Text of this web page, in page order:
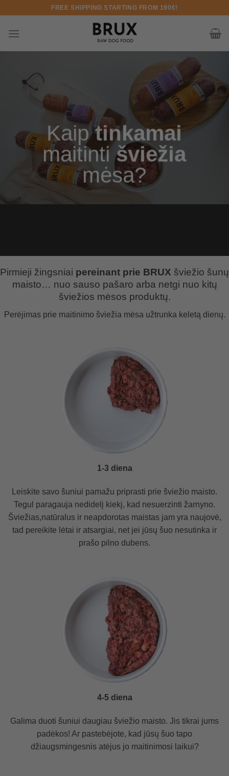
Pereiti prie turinioFREE SHIPPING STARTING FROM 190€!
Kaiptinkamai
maitintišviežia
mėsa?
Pirmieji žingsniai pereinant prie BRUX šviežio šunų
maisto… nuo sauso pašaro arba netgi nuo kitų
šviežios mėsos produktų.
Perėjimas prie maitinimo šviežia mėsa užtrunka keletą dienų.
1-3 diena
Leiskite savo šuniui pamažu priprasti prie šviežio maisto.
Tegul paragauja nedidelį kiekį, kad nesuerzinti žarnyno.
Šviežias,natūralus ir neapdorotas maistas jam yra naujovė,
tad pereikite lėtai ir atsargiai, net jei jūsų šuo nesutinka ir
prašo pilno dubens.
4-5 diena
Galima duoti šuniui daugiau šviežio maisto. Jis tikrai jums
padėkos! Ar pastebėjote, kad jūsų šuo tapo
džiaugsmingesnis atėjus jo maitinimosi laikui?